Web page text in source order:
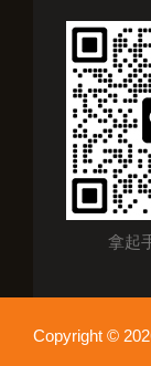
拿起
Copyright ©